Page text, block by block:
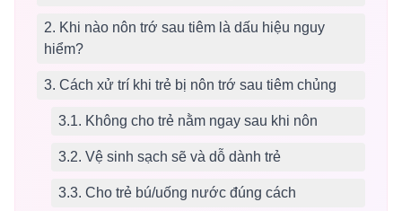
2. Khi nào nôn trớ sau tiêm là dấu hiệu nguy
hiểm?
3. Cách xử trí khi trẻ bị nôn trớ sau tiêm chủng
3.1. Không cho trẻ nằm ngay sau khi nôn
3.2. Vệ sinh sạch sẽ và dỗ dành trẻ
3.3. Cho trẻ bú/uống nước đúng cách